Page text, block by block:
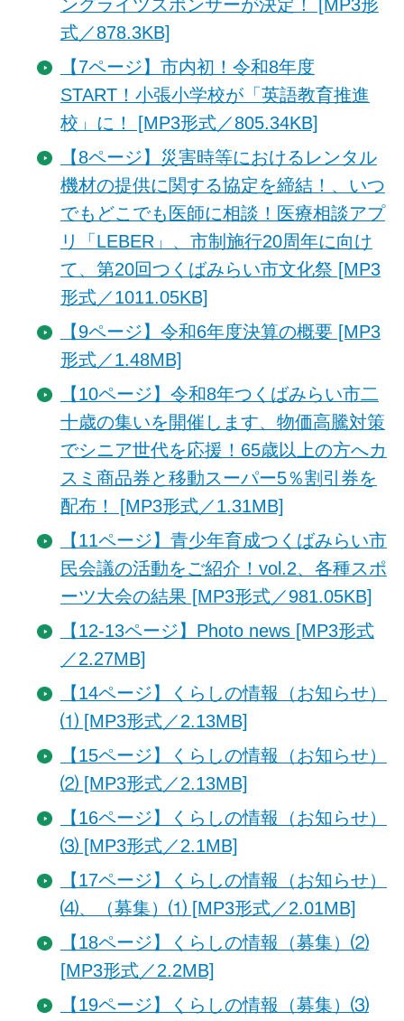
ングライツスポンサーが決定！ [MP3形
式／878.3KB]
【7ページ】市内初！令和8年度
START！小張小学校が「英語教育推進
校」に！ [MP3形式／805.34KB]
【8ページ】災害時等におけるレンタル
機材の提供に関する協定を締結！、いつ
でもどこでも医師に相談！医療相談アプ
リ「LEBER」、市制施行20周年に向け
て、第20回つくばみらい市文化祭 [MP3
形式／1011.05KB]
【9ページ】令和6年度決算の概要 [MP3
形式／1.48MB]
【10ページ】令和8年つくばみらい市二
十歳の集いを開催します、物価高騰対策
でシニア世代を応援！65歳以上の方へカ
スミ商品券と移動スーパー5％割引券を
配布！ [MP3形式／1.31MB]
【11ページ】青少年育成つくばみらい市
民会議の活動をご紹介！vol.2、各種スポ
ーツ大会の結果 [MP3形式／981.05KB]
【12-13ページ】Photo news [MP3形式
／2.27MB]
【14ページ】くらしの情報（お知らせ）
⑴ [MP3形式／2.13MB]
【15ページ】くらしの情報（お知らせ）
⑵ [MP3形式／2.13MB]
【16ページ】くらしの情報（お知らせ）
⑶ [MP3形式／2.1MB]
【17ページ】くらしの情報（お知らせ）
⑷、（募集）⑴ [MP3形式／2.01MB]
【18ページ】くらしの情報（募集）⑵
[MP3形式／2.2MB]
【19ページ】くらしの情報（募集）⑶